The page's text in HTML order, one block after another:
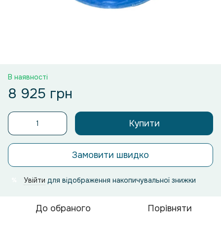
В наявності
8 925 грн
Купити
Замовити швидко
Увійти для відображення накопичувальної знижки
До обраного Порівняти